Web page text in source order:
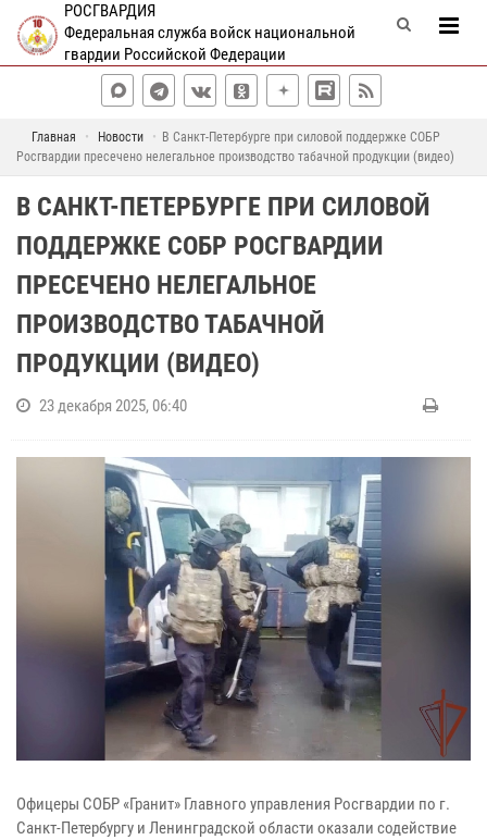
РОСГВАРДИЯ
Федеральная служба войск национальной
гвардии Российской Федерации
Главная Новости
В Санкт-Петербурге при силовой поддержке СОБР
Росгвардии пресечено нелегальное производство табачной продукции (видео)
В САНКТ-ПЕТЕРБУРГЕ ПРИ СИЛОВОЙ
ПОДДЕРЖКЕ СОБР РОСГВАРДИИ
ПРЕСЕЧЕНО НЕЛЕГАЛЬНОЕ
ПРОИЗВОДСТВО ТАБАЧНОЙ
ПРОДУКЦИИ (ВИДЕО)
23 декабря 2025, 06:40
Офицеры СОБР «Гранит» Главного управления Росгвардии по г.
Санкт-Петербургу и Ленинградской области оказали содействие